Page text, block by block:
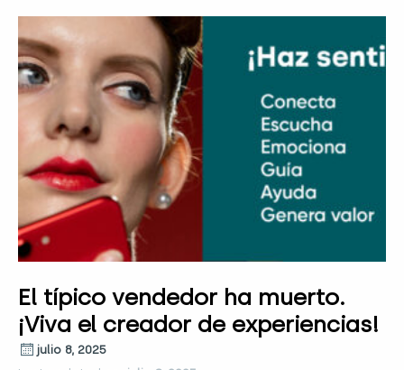
El típico vendedor ha muerto.
¡Viva el creador de experiencias!
julio 8, 2025